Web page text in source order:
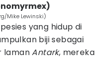
Mike Lewinski)
yang hidup di
biji sebagai
lamanAntark, mereka